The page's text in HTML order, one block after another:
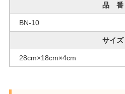
品 番
BN-10
サイズ
28cm×18cm×4cm